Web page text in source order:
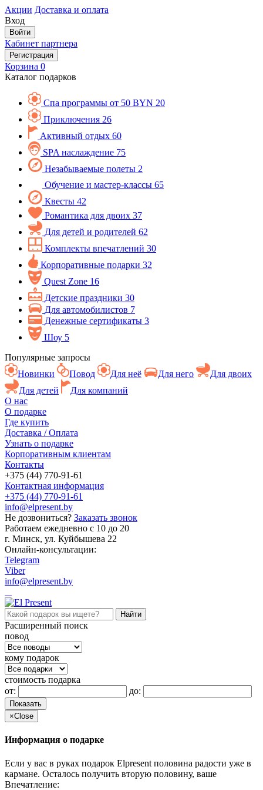
Акции Доставка и оплата
Вход
Войти
Кабинет партнера
Регистрация
Корзина 0
Каталог подарков
Спа программы от 50 BYN 20
Приключения 26
Активный отдых 60
SPA наслаждение 75
Незабываемые полеты 2
Обучение и мастер-классы 65
Квесты 42
Романтика для двоих 37
Для детей и родителей 62
Комплекты впечатлений 30
Корпоративные подарки 32
Quest Zone 16
Детские праздники 30
Для автомобилистов 7
Денежные сертификаты 3
Шоу 5
Популярные запросы
Новинки
Повод Для неё Для него
Для двоих
Для детей
Для компаний
О нас
О подарке
Где купить
Доставка / Оплата
Узнать о подарке
Корпоративным клиентам
Контакты
+375 (44) 770-91-61
Контактная информация
+375 (44) 770-91-61
info@elpresent.by
Не дозвониться? Заказать звонок
Работаем ежедневно c 10 до 20
г. Минск, ул. Куйбышева 22
Онлайн-консультации:
Telegram
Viber
info@elpresent.by
Расширенный поиск
повод
кому подарок
стоимость подарка
от:
до:
Показать
×Close
Информация о подарке
Если у вас в руках подарок Elpresent половина радости уже в
кармане. Осталось получить вторую половину, ваше
Впечатление: